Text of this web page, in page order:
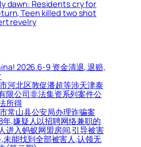
dawn: Residents cry for
Teen killed two shot
revelry
2026.6-9 资金清退, 退赔,
河北区敦促潘超等涉天津泰
限公司非法集资系列案件公
所得
常山县公安局办理诈骗案
年,嫌疑人以招聘网络兼职的
进入蚂蚁网盟房间,引导被害
未能找到全部被害人,认领无